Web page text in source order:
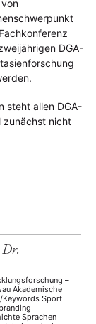
DGA-
steht allen DGA-
zunächst nicht
Dr.
–
Akademische
Keywords Sport
Sprachen